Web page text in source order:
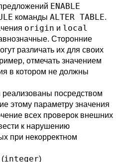
ENABLE
команды ALTER TABLE.
origin и local
Сторонние
различать их для своих
отмечать значением
в котором не должны
посредством
этому параметру значения
всех проверок внешних
к нарушению
при некорректном
(integer)